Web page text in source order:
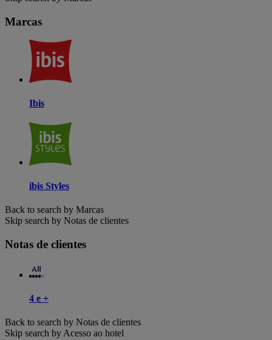
Marcas
Ibis
ibis Styles
Back to search by Marcas
Skip search by Notas de clientes
Notas de clientes
4 e +
Back to search by Notas de clientes
Skip search by Acesso ao hotel